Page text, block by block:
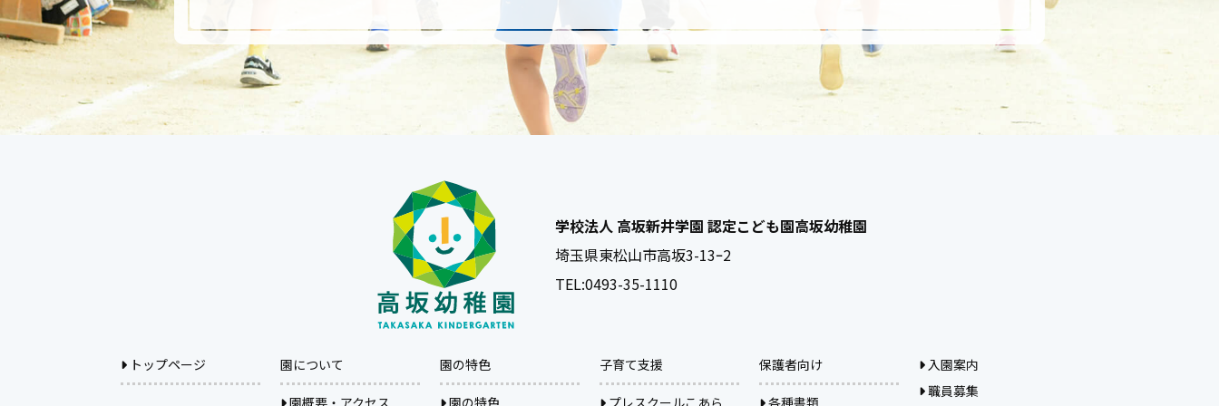
学校法人 高坂新井学園 認定こども園高坂幼稚園
埼玉県東松山市高坂3-13ｰ2
TEL:0493-35-1110
トップページ 園について 園の特色 子育て支援 保護者向け
入園案内
職員募集